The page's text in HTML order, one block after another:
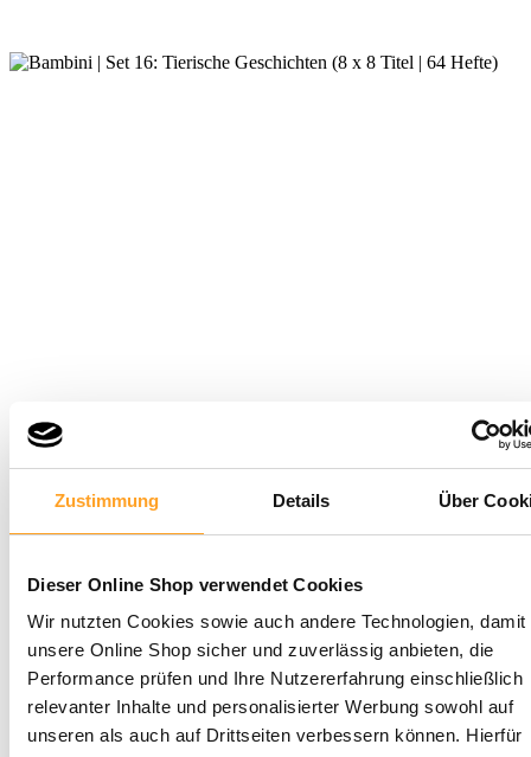
Zustimmung Details Über
Dieser Online Shop verwendet Cookies
Wir nutzten Cookies sowie auch andere Technologien, damit
unsere Online Shop sicher und zuverlässig anbieten, die
Performance prüfen und Ihre Nutzererfahrung einschließlich
relevanter Inhalte und personalisierter Werbung sowohl auf
unseren als auch auf Drittseiten verbessern können. Hierfür